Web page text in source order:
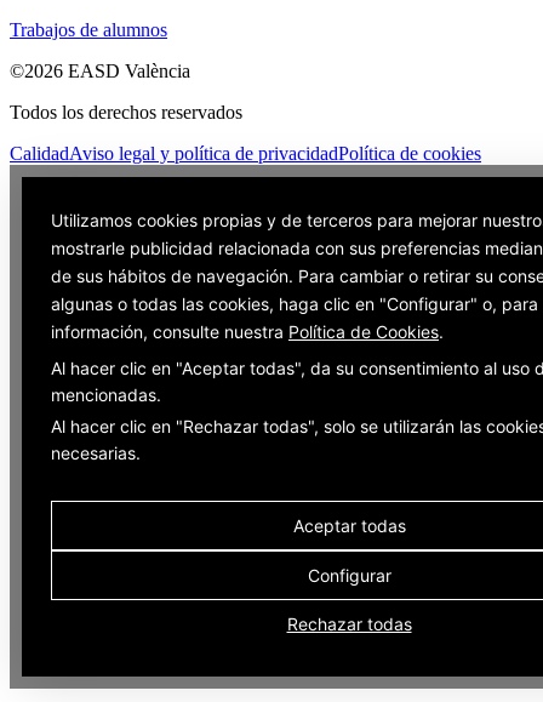
Trabajos de alumnos
©2026 EASD València
Todos los derechos reservados
CalidadAviso legal y política de privacidadPolítica de cookies
Utilizamos cookies propias y de terceros para mejorar
mostrarle publicidad relacionada con sus preferencias
de sus hábitos de navegación. Para cambiar o retirar su
algunas o todas las cookies, haga clic en "Configurar" o, para
información, consulte nuestra Política de Cookies.
Al hacer clic en "Aceptar todas", da su consentimiento al uso
mencionadas.
Al hacer clic en "Rechazar todas", solo se utilizarán las
necesarias.
Aceptar todas
Configurar
Rechazar todas